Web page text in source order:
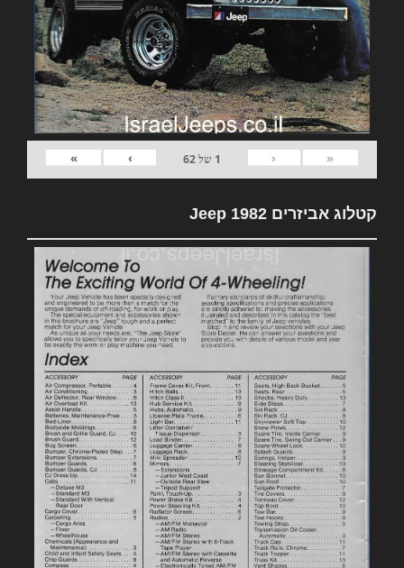
«
‹
1 של62
›
»
קטלוג אביזרים 1982 Jeep